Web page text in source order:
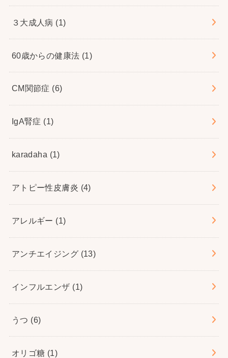
３大成人病 (1)
60歳からの健康法 (1)
CM関節症 (6)
IgA腎症 (1)
karadaha (1)
アトピー性皮膚炎 (4)
アレルギー (1)
アンチエイジング (13)
インフルエンザ (1)
うつ (6)
オリゴ糖 (1)